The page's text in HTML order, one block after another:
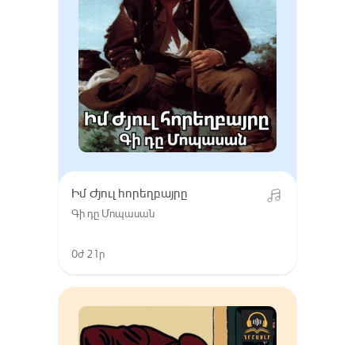
Իմ Ժյուլ հորեղբայրը
Գի դը Մոպասան
0ժ 21ր